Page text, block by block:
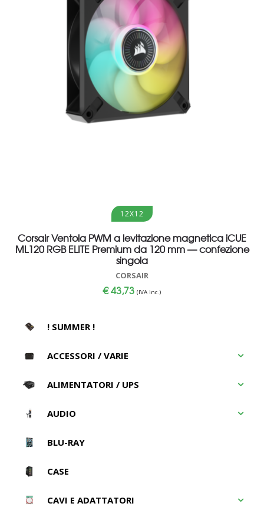
Aggiungi al carrello
12X12
Corsair Ventola PWM a levitazione magnetica iCUE
ML120 RGB ELITE Premium da 120 mm — confezione
singola
CORSAIR
€43,73 (IVA inc.)
! SUMMER !
ACCESSORI / VARIE
ALIMENTATORI / UPS
AUDIO
BLU-RAY
CASE
CAVI E ADATTATORI